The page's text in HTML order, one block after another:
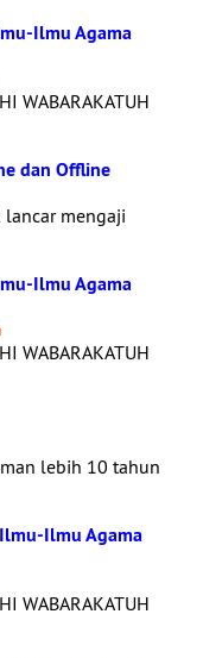
Ilmu Agama
WABARAKATUH
dan Offline
mengaji
Ilmu Agama
WABARAKATUH
lebih 10 tahun
Ilmu Agama
WABARAKATUH